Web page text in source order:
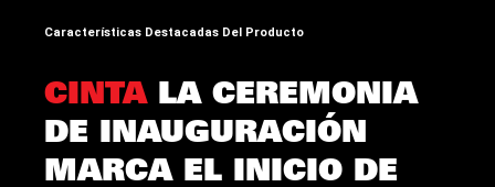
Características Destacadas Del Producto
CINTALA CEREMONIA
DE INAUGURACIÓN
MARCA EL INICIO DE